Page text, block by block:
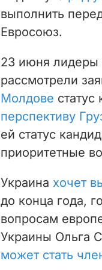
выполнить
Евросоюз.
23 июня лидеры
рассмотрели
Молдове статус
перспективу
ей статус
приоритетные
Украина хочет
до конца года,
вопросам
Украины Ольга
может стать